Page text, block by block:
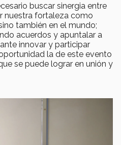
buscar sinergia entre
nuestra fortaleza como
también en el mundo;
acuerdos y apuntalar a
innovar y participar
la de este evento
se puede lograr en unión y